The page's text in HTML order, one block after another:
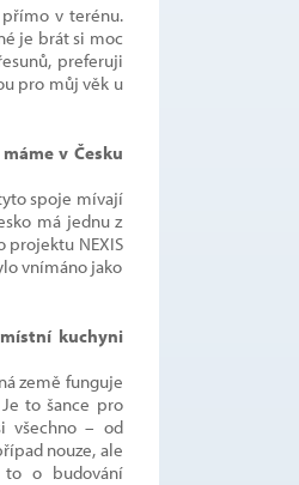
v terénu.
je brát si moc
preferuji
pro můj věk u
v Česku
spoje mívají
má jednu z
projektu NEXIS
vnímáno jako
kuchyni
země funguje
to šance pro
všechno – od
nouze, ale
to o budování